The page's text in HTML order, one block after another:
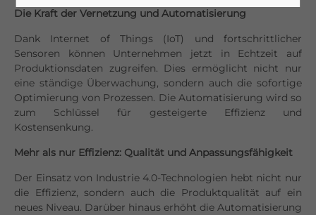
Die Kraft der Vernetzung und Automatisierung
Dank Internet of Things (IoT) und fortschrittlicher
Sensoren können Unternehmen jetzt in Echtzeit auf
Produktionsdaten zugreifen. Dies ermöglicht nicht nur
eine ständige Überwachung, sondern auch die sofortige
Optimierung von Prozessen. Die Automatisierung wird so
zum Schlüssel für gesteigerte Effizienz und
Kostensenkung.
Mehr als nur Effizienz: Qualität und Anpassungsfähigkeit
Der Einsatz von Industrie 4.0-Technologien hebt nicht nur
die Effizienz, sondern auch die Produktqualität auf ein
neues Niveau. Darüber hinaus erhöht die Automatisierung